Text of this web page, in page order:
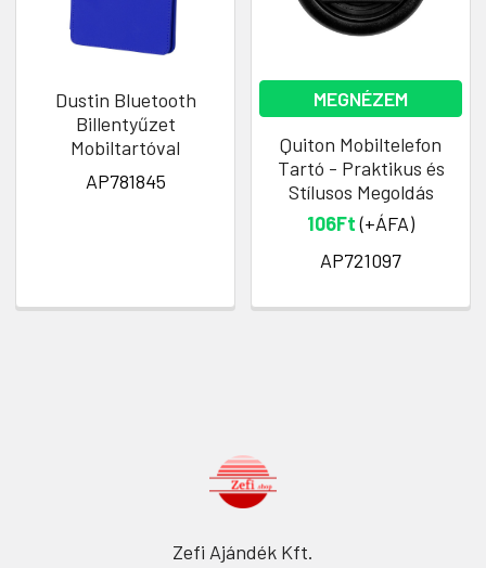
Dustin Bluetooth
Billentyűzet
Mobiltartóval
AP781845
MEGNÉZEM
Quiton Mobiltelefon
Tartó - Praktikus és
Stílusos Megoldás
106Ft(+ÁFA)
AP721097
Zefi Ajándék Kft.